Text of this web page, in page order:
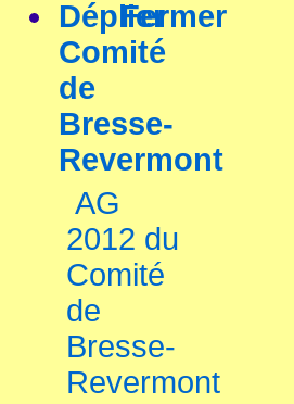
Comité
de
Bresse-
Revermont
AG
2012 du
Comité
de
Bresse-
Revermont